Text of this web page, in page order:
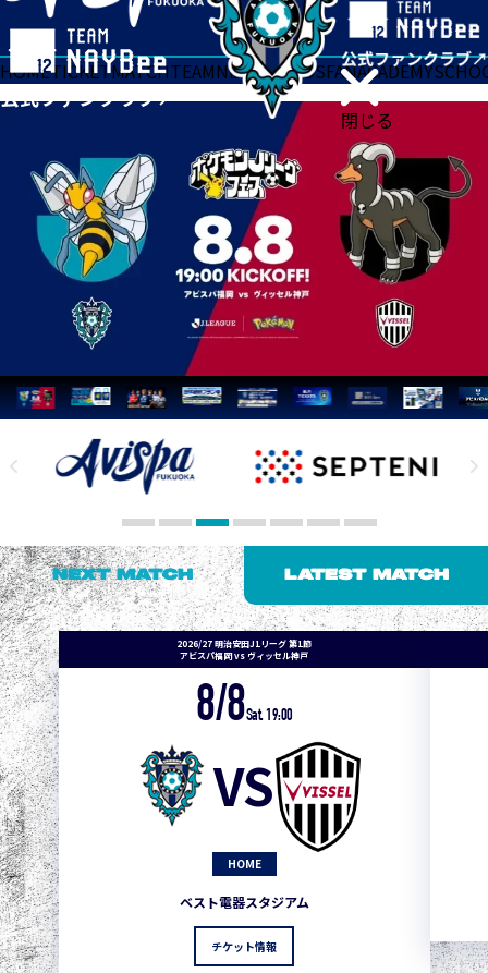
閉じる
HOMETICKETMATCHTEAMNEWSGOODSFANACADEMY
NEXT MATCH LATEST MATCH
2026/27 明治安田J1リーグ 第1節
アビスパ福岡 vs ヴィッセル神戸
8/8Sat. 19:00
VS
HOME
ベスト電器スタジアム
チケット情報